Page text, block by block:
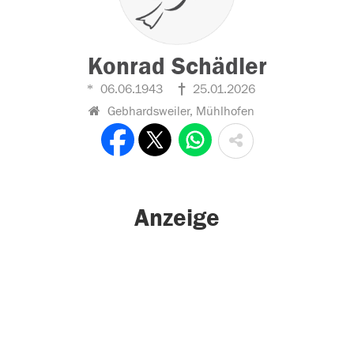
Konrad Schädler
06.06.1943
25.01.2026
Gebhardsweiler, Mühlhofen
Anzeige